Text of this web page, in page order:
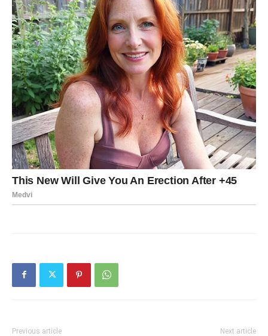
Previous article Next article